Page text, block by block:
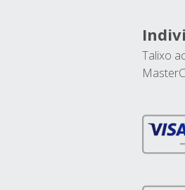
Talixo